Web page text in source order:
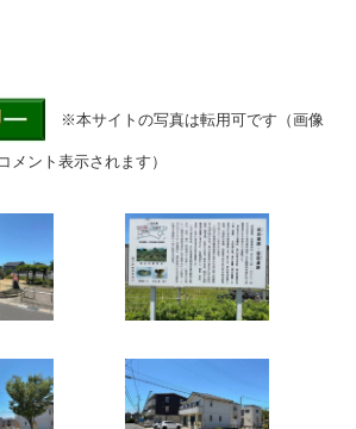
※本サイトの写真は転用可です（画像
メント表示されます）